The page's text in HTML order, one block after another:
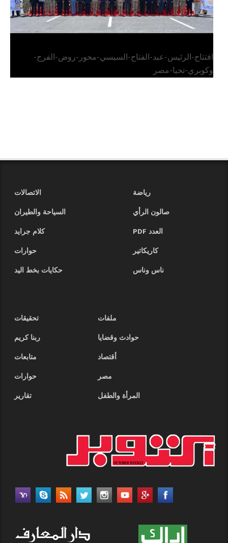
افتتاح-الرئيس-عبد-الفتاح-السيسي-محور-روض-الفرج-
وكوبري-تحيا-مصر
رياضة
الاتصالات
صالون الرأي
السياحة والطيران
العدد PDF
كلام جرايد
كاريكاتير
حوارات
ناس وناس
حكايات بخط اليد
ملفات
تحقيقات
حوادث وقضايا
ربنا كريم
أقتصاد
متابعات
مصر
حوارات
المرأة والطفل
تقارير